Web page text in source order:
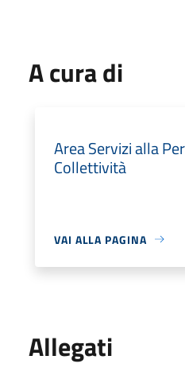
A cura di
Area Servizi alla
Collettività
VAI ALLA PAGINA
Allegati